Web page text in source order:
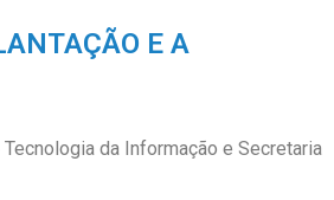
E A
da Informação e Secretaria